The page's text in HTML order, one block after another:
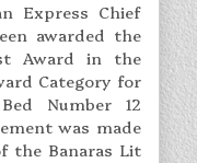
Express Chief
awarded the
Award in the
Category for
Number 12
was made
the Banaras Lit